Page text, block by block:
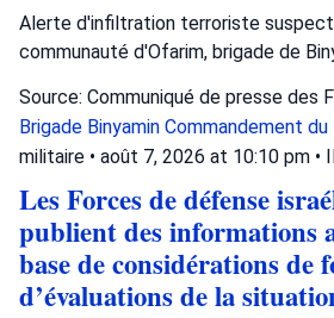
Alerte d'infiltration terroriste
communauté d'Ofarim, brigade de
Source: Communiqué de presse des
Brigade Binyamin Commandement
militaire • août 7, 2026 at 10:10 pm •
Les Forces de défense
publient des informations
base de considérations de
d’évaluations de la